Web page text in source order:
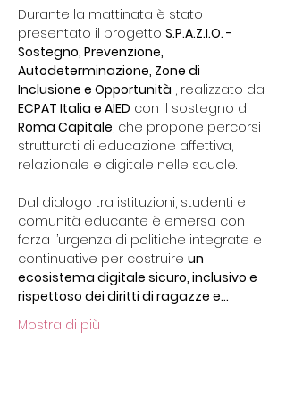
Durante la mattinata è stato
presentato il progetto S.P.A.Z.I.O. -
Sostegno, Prevenzione,
Autodeterminazione, Zone di
Inclusione e Opportunità , realizzato da
ECPAT Italia e AIED con il sostegno di
Roma Capitale, che propone percorsi
strutturati di educazione affettiva,
relazionale e digitale nelle scuole.
Dal dialogo tra istituzioni, studenti e
comunità educante è emersa con
forza l’urgenza di politiche integrate e
continuative per costruire un
ecosistema digitale sicuro, inclusivo e
rispettoso dei diritti di ragazze e…
Mostra di più